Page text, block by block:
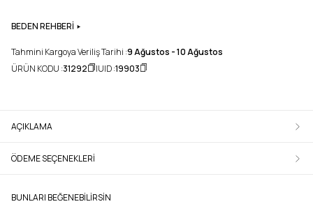
BEDEN REHBERİ
Tahmini Kargoya Veriliş Tarihi :9 Ağustos - 10 Ağustos
ÜRÜN KODU :31292 UID :19903
AÇIKLAMA
ÖDEME SEÇENEKLERI
BUNLARI BEĞENEBILIRSIN